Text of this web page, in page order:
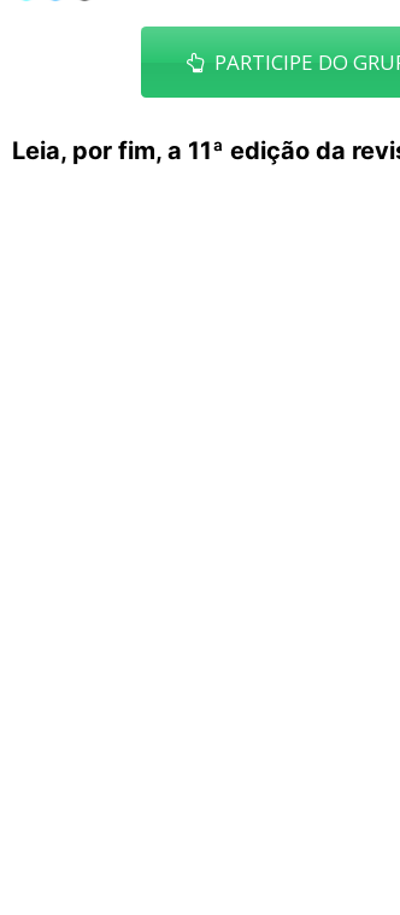
PARTICIPE DO
Leia, por fim, a 11ª edição da